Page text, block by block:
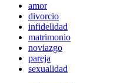
amor
divorcio
infidelidad
matrimonio
noviazgo
pareja
sexualidad